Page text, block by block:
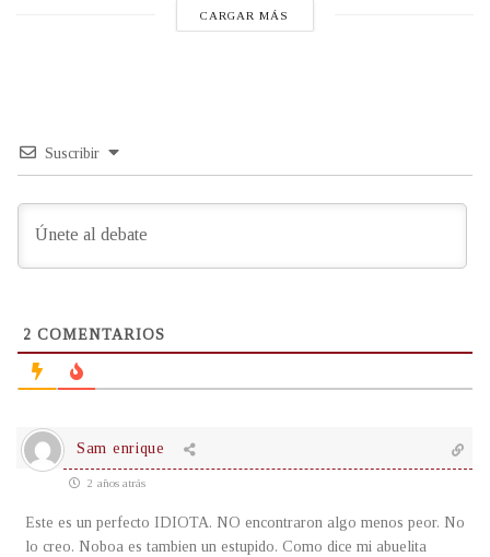
CARGAR MÁS
Suscribir
2 COMENTARIOS
Sam enrique
2 años atrás
Este es un perfecto IDIOTA. NO encontraron algo menos peor. No
lo creo. Noboa es tambien un estupido. Como dice mi abuelita